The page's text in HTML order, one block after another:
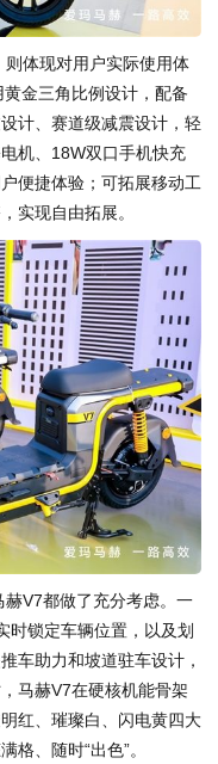
体现对用户实际使用体
金三角比例设计，配备
计、赛道级减震设计，轻
机、18W双口手机快充
便捷体验；可拓展移动工
实现自由拓展。
V7都做了充分考虑。一
时锁定车辆位置，以及划
车助力和坡道驻车设计，
马赫V7在硬核机能骨架
红、璀璨白、闪电黄四大
格、随时“出色”。